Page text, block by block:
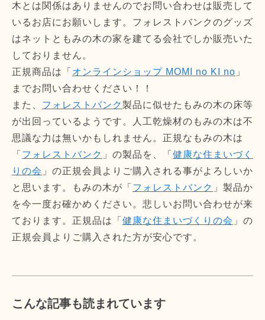
木とは関係はありませんのでお問い合わせは販売して
いるお店にお願いします。フォレストバンクのグッズ
はネットともみの木の家を建てる会社でしか販売いた
しておりません。
正規商品は「 オンラインショップ MOMI no KI no 」
までお問い合わせください！！
また、 フォレストバンク製品に似せたもみの木の床等
が出回っているようです。人工乾燥材のもみの木は不
思議な力は無いかもしれません。正規なもみの木は
「 フォレストバンク 」の製品を、「 健康な住まいづく
りの会 」の正規会員よりご購入される事がよろしいか
と思います。もみの木が「 フォレストバンク 」製品か
を今一度お確かめください。悲しいお問い合わせが来
ております。正規品は「 健康な住まいづくりの会 」の
正規会員よりご購入された方が安心です。
こんな記事も読まれています